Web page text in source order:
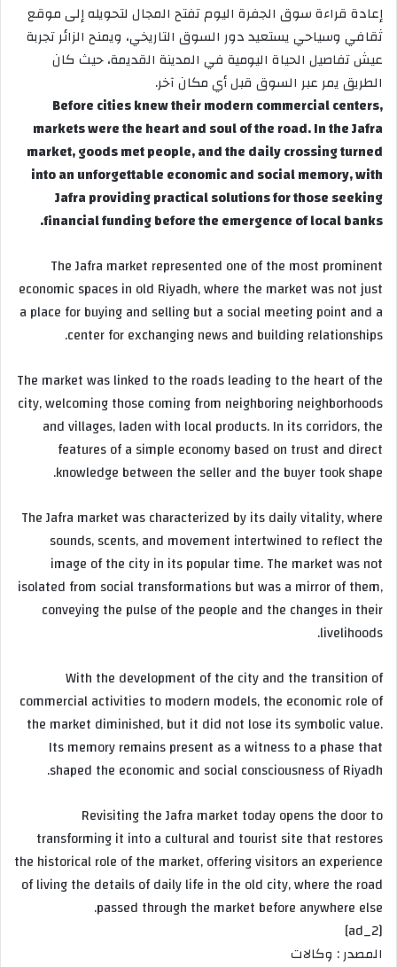
إعادة قراءة سوق الجفرة اليوم تفتح المجال لتحويله إلى موقع
ثقافي وسياحي يستعيد دور السوق التاريخي، ويمنح الزائر تجربة
عيش تفاصيل الحياة اليومية في المدينة القديمة، حيث كان
الطريق يمر عبر السوق قبل أي مكان آخر.
Before cities knew their modern commercial centers,
markets were the heart and soul of the road. In the Jafra
market, goods met people, and the daily crossing turned
into an unforgettable economic and social memory, with
Jafra providing practical solutions for those seeking
financial funding before the emergence of local banks.
The Jafra market represented one of the most prominent
economic spaces in old Riyadh, where the market was not just
a place for buying and selling but a social meeting point and a
center for exchanging news and building relationships.
The market was linked to the roads leading to the heart of the
city, welcoming those coming from neighboring neighborhoods
and villages, laden with local products. In its corridors, the
features of a simple economy based on trust and direct
knowledge between the seller and the buyer took shape.
The Jafra market was characterized by its daily vitality, where
sounds, scents, and movement intertwined to reflect the
image of the city in its popular time. The market was not
isolated from social transformations but was a mirror of them,
conveying the pulse of the people and the changes in their
livelihoods.
With the development of the city and the transition of
commercial activities to modern models, the economic role of
the market diminished, but it did not lose its symbolic value.
Its memory remains present as a witness to a phase that
shaped the economic and social consciousness of Riyadh.
Revisiting the Jafra market today opens the door to
transforming it into a cultural and tourist site that restores
the historical role of the market, offering visitors an experience
of living the details of daily life in the old city, where the road
passed through the market before anywhere else.
[ad_2]
المصدر : وكالات